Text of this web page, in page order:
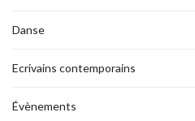
Danse
Ecrivains contemporains
Évènements